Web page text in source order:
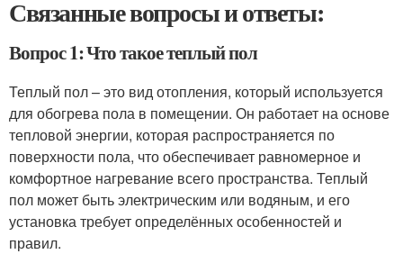
Связанные вопросы и ответы:
Вопрос 1: Что такое теплый пол
Теплый пол – это вид отопления, который используется
для обогрева пола в помещении. Он работает на основе
тепловой энергии, которая распространяется по
поверхности пола, что обеспечивает равномерное и
комфортное нагревание всего пространства. Теплый
пол может быть электрическим или водяным, и его
установка требует определённых особенностей и
правил.